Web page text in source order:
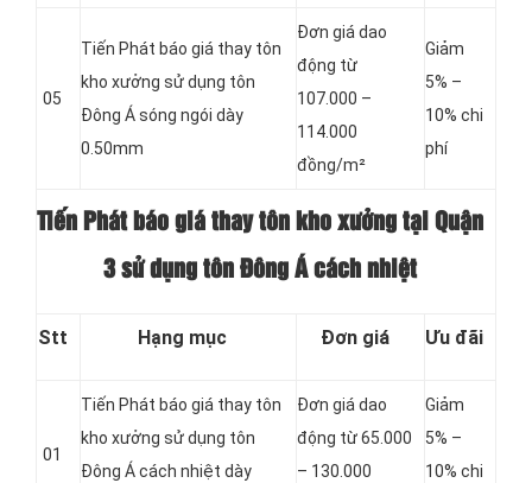
05
Tiến Phát báo giá thay tôn
kho xưởng sử dụng tôn
Đông Á sóng ngói dày
0.50mm
Đơn giá dao
động từ
107.000 –
114.000
đồng/m²
Giảm
5% –
10% chi
phí
Tiến Phát báo giá thay tôn kho xưởng tại Quận
3 sử dụng tôn Đông Á cách nhiệt
Stt Hạng mục Đơn giá Ưu đãi
01
Tiến Phát báo giá thay tôn
kho xưởng sử dụng tôn
Đông Á cách nhiệt dày
Đơn giá dao
động từ 65.000
– 130.000
Giảm
5% –
10% chi